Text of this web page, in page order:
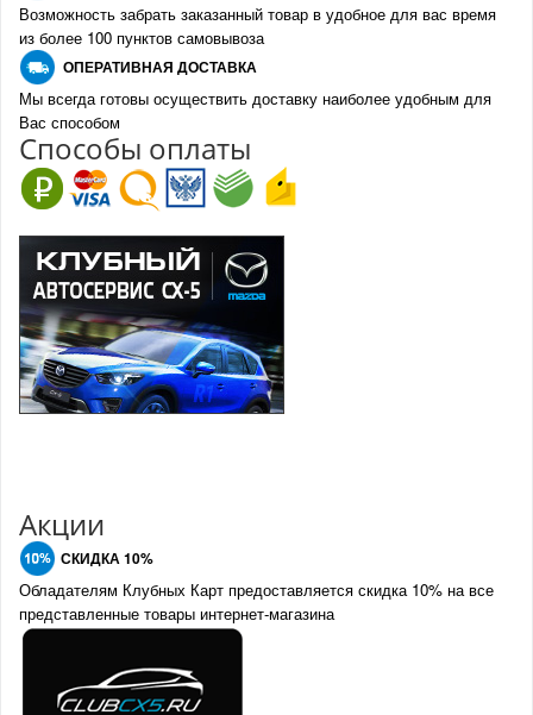
Возможность забрать заказанный товар в удобное для вас время
из более 100 пунктов самовывоза
ОПЕРАТИВНАЯ ДОСТАВКА
Мы всегда готовы осуществить доставку наиболее удобным для
Вас способом
Способы оплаты
Акции
СКИДКА 10%
Обладателям Клубных Карт предоставляется скидка 10% на все
представленные товары интернет-магазина